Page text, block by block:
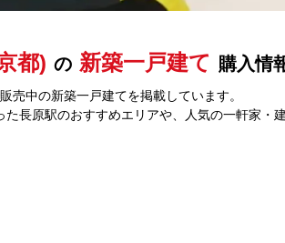
都) の 新築一戸建て 購入情
売中の新築一戸建てを掲載しています。
長原駅のおすすめエリアや、人気の一軒家・